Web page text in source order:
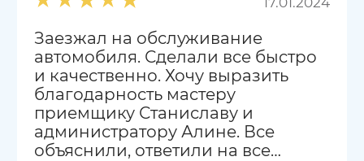
Заезжал на обслуживание
автомобиля. Сделали все быстро
и качественно. Хочу выразить
благодарность мастеру
приемщику Станиславу и
администратору Алине. Все
объяснили, ответили на все